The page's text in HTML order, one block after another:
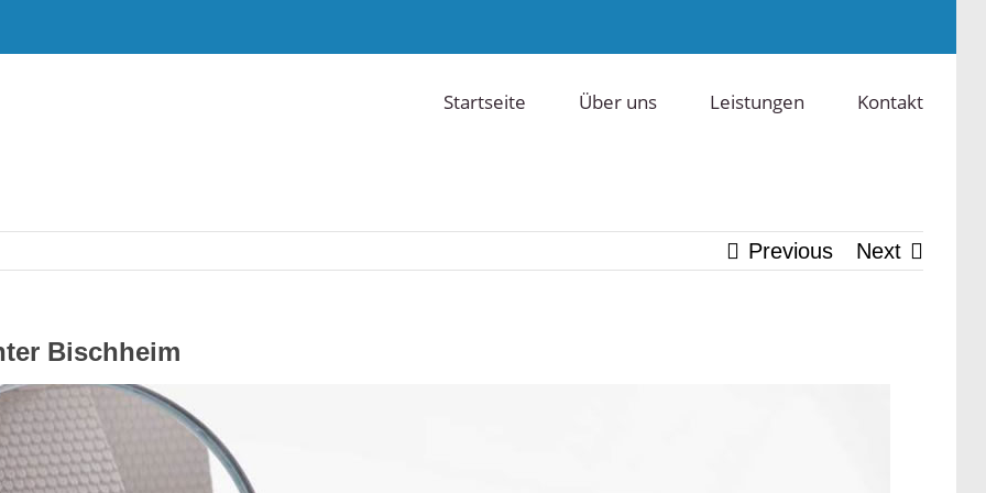
Startseite Über uns Leistungen Kontakt
Previous Next
Bischheim